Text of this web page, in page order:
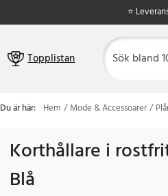
⭐
Topplistan
Du är här: Hem Mode & Accessoarer
Korthållare i
Blå